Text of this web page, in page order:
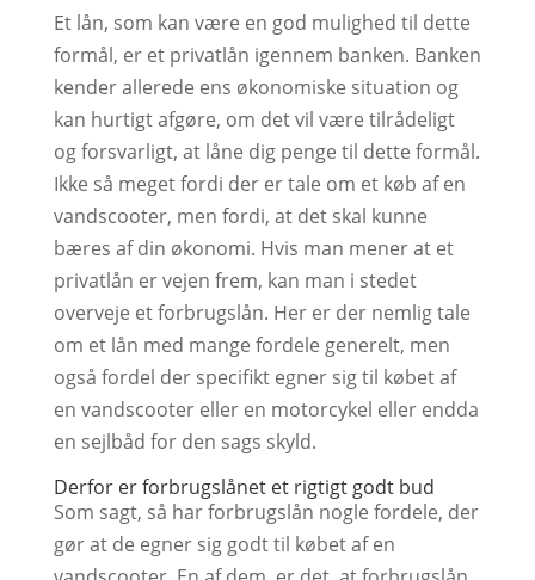
Et lån, som kan være en god mulighed til dette
formål, er et privatlån igennem banken. Banken
kender allerede ens økonomiske situation og
kan hurtigt afgøre, om det vil være tilrådeligt
og forsvarligt, at låne dig penge til dette formål.
Ikke så meget fordi der er tale om et køb af en
vandscooter, men fordi, at det skal kunne
bæres af din økonomi. Hvis man mener at et
privatlån er vejen frem, kan man i stedet
overveje et forbrugslån. Her er der nemlig tale
om et lån med mange fordele generelt, men
også fordel der specifikt egner sig til købet af
en vandscooter eller en motorcykel eller endda
en sejlbåd for den sags skyld.
Derfor er forbrugslånet et rigtigt godt bud
Som sagt, så har forbrugslån nogle fordele, der
gør at de egner sig godt til købet af en